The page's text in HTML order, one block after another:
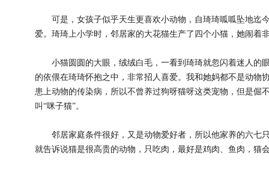
可是，女孩子似乎天生更喜欢小动物，自琦琦呱呱坠地迄
爱。琦琦上小学时，邻居家的大花猫生产了四个小猫，她闹着
小猫圆圆的大眼，绒绒白毛，一看到琦琦就忽闪着迷人的
的依偎在琦琦怀抱之中，非常招人喜爱。我和她妈都不是动物
患上动物的传染病，所以不曾养过狗呀猫呀这类宠物，但是倔
叫“咪子猫”。
邻居家庭条件很好，又是动物爱好者，所以他家养的六七
就告诉说猫是很高贵的动物，只吃肉，最好是鸡肉、鱼肉，猫